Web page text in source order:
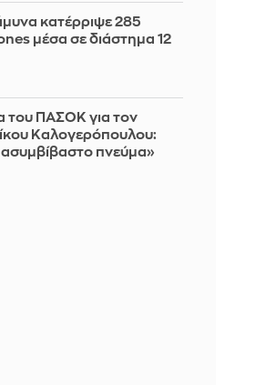
κατέρριψε 285
μέσα σε διάστημα 12
του ΠΑΣΟΚ για τον
Καλογερόπουλου:
πνεύμα»